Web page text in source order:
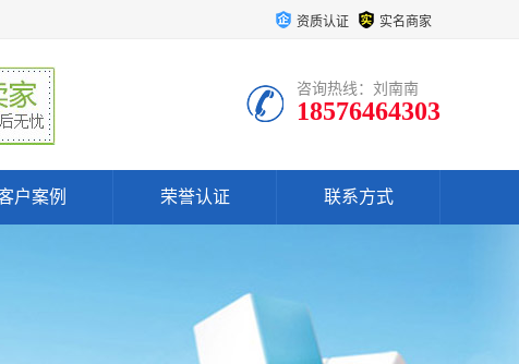
资质认证 实名商家
咨询热线：刘南南
18576464303
户案例 荣誉认证 联系方式